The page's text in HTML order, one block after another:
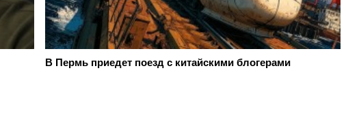
В Пермь приедет поезд с китайскими блогерами